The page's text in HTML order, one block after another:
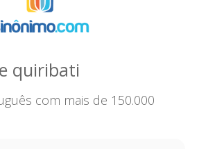
quiribati
com mais de 150.000